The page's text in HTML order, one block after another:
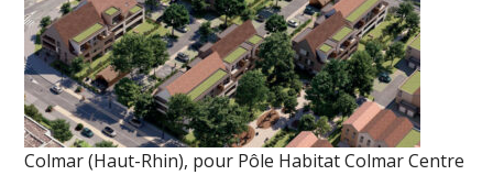
Colmar (Haut-Rhin), pour Pôle Habitat Colmar Centre